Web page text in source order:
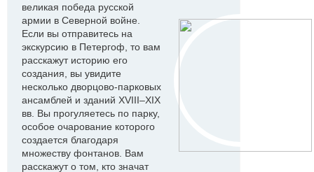
великая победа русской
армии в Северной войне.
Если вы отправитесь на
экскурсию в Петергоф, то вам
расскажут историю его
создания, вы увидите
несколько дворцово-парковых
ансамблей и зданий XVIII–XIX
вв. Вы прогуляетесь по парку,
особое очарование которого
создается благодаря
множеству фонтанов. Вам
расскажут о том, кто значат